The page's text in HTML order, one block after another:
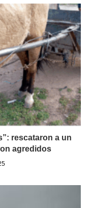
rescataron a un
agredidos